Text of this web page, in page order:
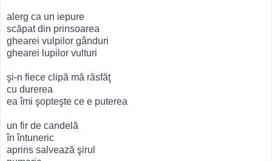
alerg ca un iepure
scăpat din prinsoarea
ghearei vulpilor gânduri
ghearei lupilor vulturi
şi-n fiece clipă mă răsfăţ
cu durerea
ea îmi şopteşte ce e puterea
un fir de candelă
în întuneric
aprins salvează şirul